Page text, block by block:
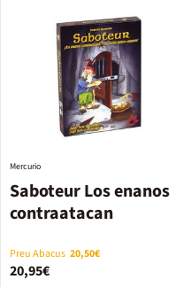
Saboteur Los enanos
contraatacan
Mercurio
Preu Abacus 20,50€
20,95€